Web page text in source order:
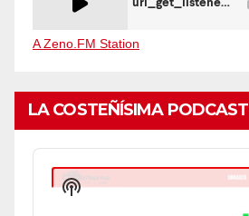
A Zeno.FM Station
LA COSTEÑÍSIMA PODCAST
Audio
Player
Show
Podcast